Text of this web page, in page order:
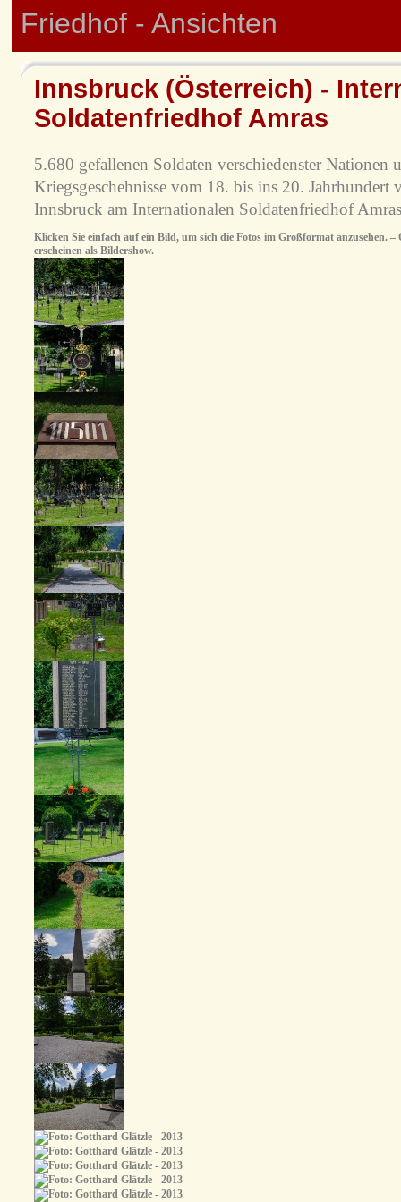
Friedhof - Ansichten
Innsbruck (Österreich) -
Soldatenfriedhof Amras
5.680 gefallenen Soldaten verschiedenster Nationen
Kriegsgeschehnisse vom 18. bis ins 20. Jahrhundert
Innsbruck am Internationalen Soldatenfriedhof
Klicken Sie einfach auf ein Bild, um sich die Fotos im Großformat anzusehen. –
erscheinen als Bildershow.